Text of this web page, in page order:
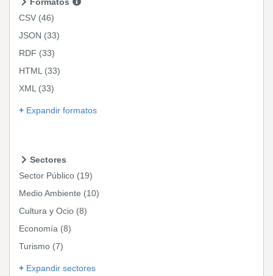
CSV (46)
JSON (33)
RDF (33)
HTML (33)
XML (33)
Expandir formatos
Sectores
Sector Público (19)
Medio Ambiente (10)
Cultura y Ocio (8)
Economía (8)
Turismo (7)
Expandir sectores